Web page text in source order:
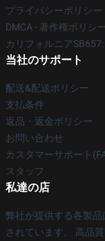
プライバシーポリシー
DMCA - 著作権ポリシ
カリフォルニア
当社のサポート
配送&配送ポリシー
支払条件
返品・返金ポリシー
お問い合わせ
カスタマーサポート
スタッフ
私達の店
弊社が提供する各製
されています。 高品